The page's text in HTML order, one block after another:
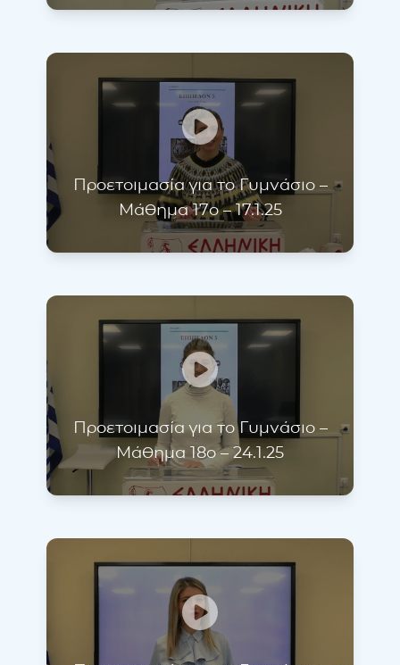
Προετοιμασία για το Γυμνάσιο –
Μάθημα 17ο – 17.1.25
Προετοιμασία για το Γυμνάσιο –
Μάθημα 18ο – 24.1.25